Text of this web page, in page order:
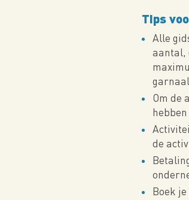
Tips
Alle
aantal,
Om de
de
Boek je